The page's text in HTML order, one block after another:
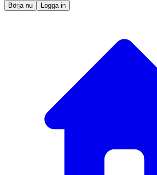
Börja nu Logga in